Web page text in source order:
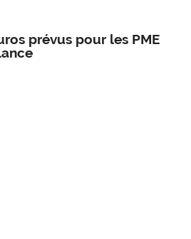
prévus pour les PME